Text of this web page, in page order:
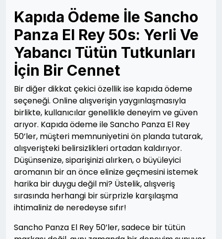
Kapıda Ödeme İle Sancho
Panza El Rey 50s: Yerli Ve
Yabancı Tütün Tutkunları
İçin Bir Cennet
Bir diğer dikkat çekici özellik ise kapıda ödeme
seçeneği. Online alışverişin yaygınlaşmasıyla
birlikte, kullanıcılar genellikle deneyim ve güven
arıyor. Kapıda ödeme ile Sancho Panza El Rey
50’ler, müşteri memnuniyetini ön planda tutarak,
alışverişteki belirsizlikleri ortadan kaldırıyor.
Düşünsenize, siparişinizi alırken, o büyüleyici
aromanın bir an önce elinize geçmesini istemek
harika bir duygu değil mi? Üstelik, alışveriş
sırasında herhangi bir sürprizle karşılaşma
ihtimaliniz de neredeyse sıfır!
Sancho Panza El Rey 50’ler, sadece bir tütün